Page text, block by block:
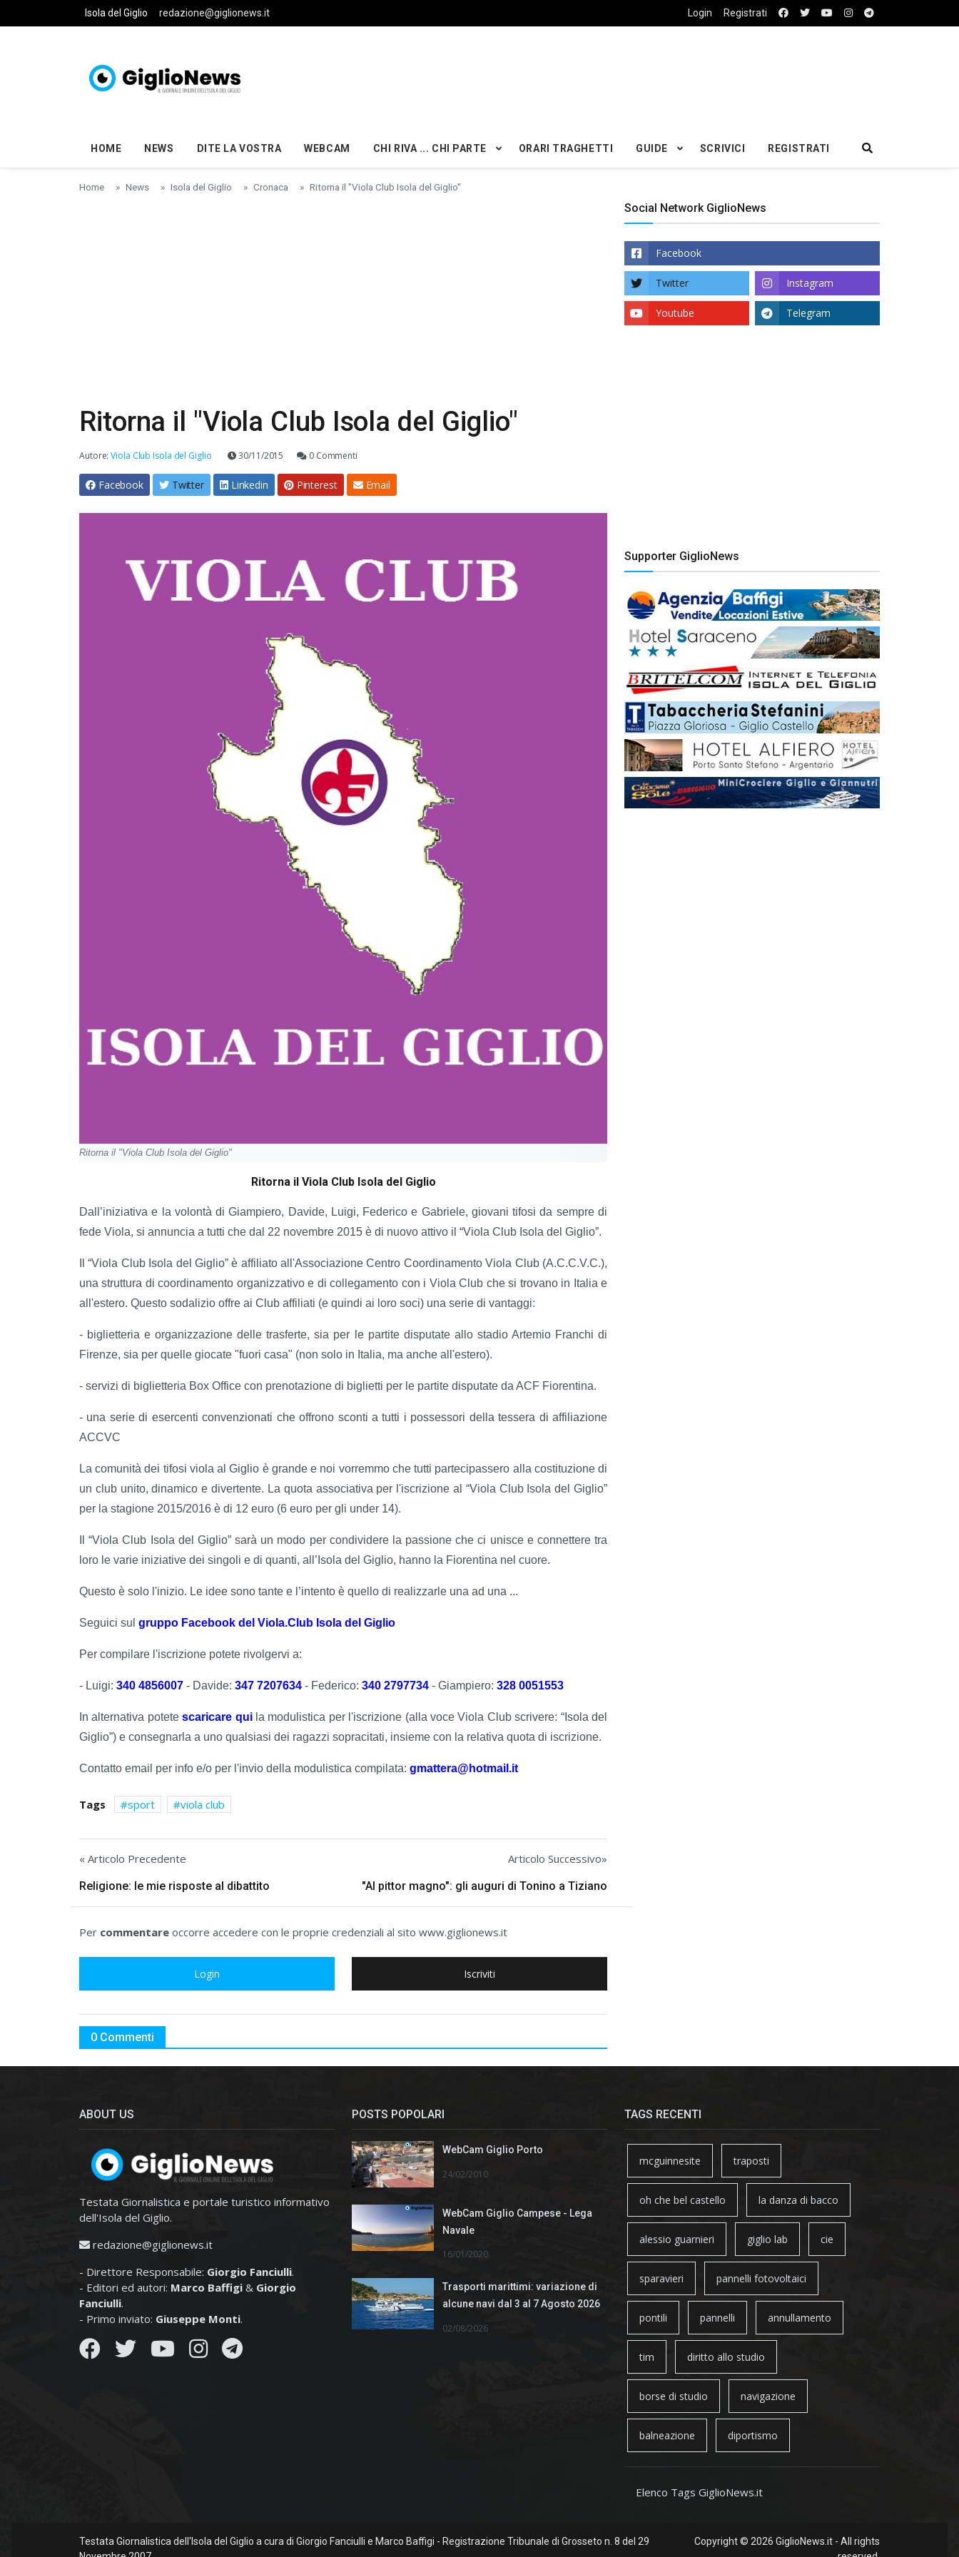
Skip to main content
Isola del Giglio redazione@giglionews.it Login Registrati
HOME NEWS DITE LA VOSTRA WEBCAM CHI RIVA ... CHI PARTE ORARI TRAGHETTI GUIDE SCRIVICI REGISTRATI
Home News Isola del Giglio Cronaca Ritorna il "Viola Club Isola del Giglio"
Ritorna il "Viola Club Isola del Giglio"
Autore:Viola Club Isola del Giglio 30/11/2015 0 Commenti
Facebook Twitter Linkedin Pinterest Email
Ritorna il "Viola Club Isola del Giglio"
Ritorna il Viola Club Isola del Giglio
Dall’iniziativa e la volontà di Giampiero, Davide, Luigi, Federico e Gabriele, giovani tifosi da sempre di
fede Viola, si annuncia a tutti che dal 22 novembre 2015 è di nuovo attivo il “Viola Club Isola del Giglio”.
Il “Viola Club Isola del Giglio” è affiliato all'Associazione Centro Coordinamento Viola Club (A.C.C.V.C.),
una struttura di coordinamento organizzativo e di collegamento con i Viola Club che si trovano in Italia e
all'estero. Questo sodalizio offre ai Club affiliati (e quindi ai loro soci) una serie di vantaggi:
- biglietteria e organizzazione delle trasferte, sia per le partite disputate allo stadio Artemio Franchi di
Firenze, sia per quelle giocate "fuori casa" (non solo in Italia, ma anche all'estero).
- servizi di biglietteria Box Office con prenotazione di biglietti per le partite disputate da ACF Fiorentina.
- una serie di esercenti convenzionati che offrono sconti a tutti i possessori della tessera di affiliazione
ACCVC
La comunità dei tifosi viola al Giglio è grande e noi vorremmo che tutti partecipassero alla costituzione di
un club unito, dinamico e divertente. La quota associativa per l'iscrizione al “Viola Club Isola del Giglio”
per la stagione 2015/2016 è di 12 euro (6 euro per gli under 14).
Il “Viola Club Isola del Giglio” sarà un modo per condividere la passione che ci unisce e connettere tra
loro le varie iniziative dei singoli e di quanti, all’Isola del Giglio, hanno la Fiorentina nel cuore.
Questo è solo l'inizio. Le idee sono tante e l’intento è quello di realizzarle una ad una ...
Seguici sul gruppo Facebook del Viola.Club Isola del Giglio
Per compilare l'iscrizione potete rivolgervi a:
- Luigi: 340 4856007 - Davide: 347 7207634 - Federico: 340 2797734 - Giampiero: 328 0051553
In alternativa potetescaricare quila modulistica per l'iscrizione (alla voce Viola Club scrivere: “Isola del
Giglio”) e consegnarla a uno qualsiasi dei ragazzi sopracitati, insieme con la relativa quota di iscrizione.
Contatto email per info e/o per l'invio della modulistica compilata: gmattera@hotmail.it
Tags sport viola club
« Articolo Precedente
Religione: le mie risposte al dibattito
Articolo Successivo»
"Al pittor magno": gli auguri di Tonino a Tiziano
Per commentare occorre accedere con le proprie credenziali al sito www.giglionews.it
Login Iscriviti
0 Commenti
Social Network GiglioNews
Facebook
Twitter Instagram
Youtube Telegram
Supporter GiglioNews
ABOUT US
Testata Giornalistica e portale turistico informativo
dell'Isola del Giglio.
redazione@giglionews.it
- Direttore Responsabile: Giorgio Fanciulli.
- Editori ed autori: Marco Baffigi & Giorgio
Fanciulli.
- Primo inviato: Giuseppe Monti.
POSTS POPOLARI
WebCam Giglio Porto
24/02/2010
WebCam Giglio Campese - Lega
Navale
16/01/2020
Trasporti marittimi: variazione di
alcune navi dal 3 al 7 Agosto 2026
02/08/2026
TAGS RECENTI
mcguinnesite traposti
oh che bel castello la danza di bacco
alessio guarnieri giglio lab cie
sparavieri pannelli fotovoltaici
pontili pannelli annullamento
tim diritto allo studio
borse di studio navigazione
balneazione diportismo
Elenco Tags GiglioNews.it
Testata Giornalistica dell'Isola del Giglio a cura di Giorgio Fanciulli e Marco Baffigi - Registrazione Tribunale di Grosseto n. 8 del 29
Copyright © 2026 GiglioNews.it - All rights